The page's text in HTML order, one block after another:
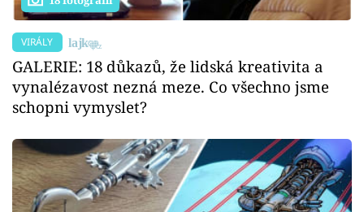
VIRÁLY
GALERIE: 18 důkazů, že lidská kreativita a
vynalézavost nezná meze. Co všechno jsme
schopni vymyslet?